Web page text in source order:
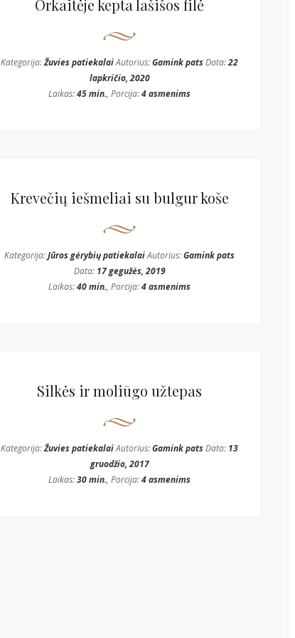
Orkaitėje kepta lašišos filė
Kategorija:Žuvies patiekalaiAutorius:Gamink patsData:22
lapkričio, 2020
Laikas:45 min., Porcija:4 asmenims
Krevečių iešmeliai su bulgur koše
Kategorija:Jūros gėrybių patiekalaiAutorius:Gamink pats
Data: 17 gegužės, 2019
Laikas:40 min., Porcija:4 asmenims
Silkės ir moliūgo užtepas
Kategorija:Žuvies patiekalaiAutorius:Gamink patsData: 13
gruodžio, 2017
Laikas:30 min., Porcija:4 asmenims